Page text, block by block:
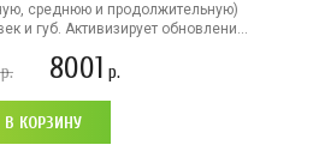
среднюю и продолжительную)
и губ. Активизирует обновлени...
8001 р.
В КОРЗИНУ